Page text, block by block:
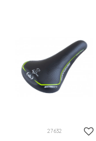
27632